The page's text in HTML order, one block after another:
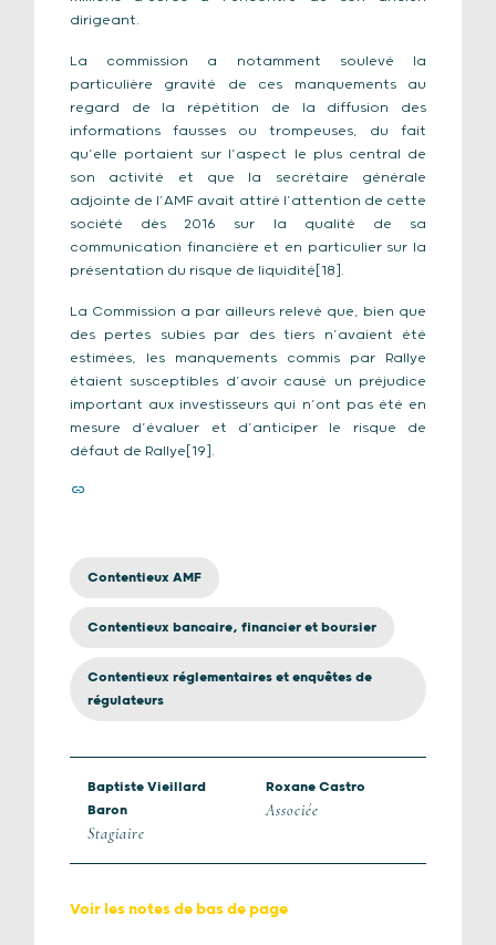
dirigeant.
La commission a notamment soulevé la
particulière gravité de ces manquements au
regard de la répétition de la diffusion des
informations fausses ou trompeuses, du fait
qu’elle portaient sur l’aspect le plus central de
son activité et que la secrétaire générale
adjointe de l’AMF avait attiré l’attention de cette
société dès 2016 sur la qualité de sa
communication financière et en particulier sur la
présentation du risque de liquidité[18].
La Commission a par ailleurs relevé que, bien que
des pertes subies par des tiers n’avaient été
estimées, les manquements commis par Rallye
étaient susceptibles d’avoir causé un préjudice
important aux investisseurs qui n’ont pas été en
mesure d’évaluer et d’anticiper le risque de
défaut de Rallye[19].
Contentieux AMF
Contentieux bancaire, financier et boursier
Contentieux réglementaires et enquêtes de
régulateurs
Baptiste Vieillard
Baron
Stagiaire
Roxane Castro
Associée
Voir les notes de bas de page